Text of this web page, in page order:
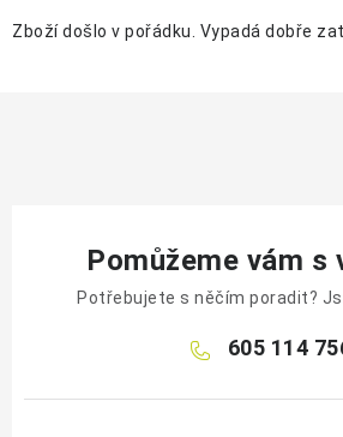
Zboží došlo v pořádku. Vypadá dobře
Pomůžeme vám s
Potřebujete s něčím poradit?
605 114